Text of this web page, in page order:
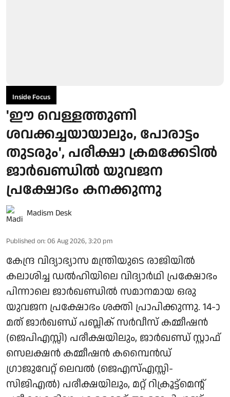
Inside Focus
'ഈ വെള്ളത്തുണി
ശവക്കച്ചയായാലും, പോരാട്ടം
തുടരും', പരീക്ഷാ ക്രമക്കേടില്‍
ജാര്‍ഖണ്ഡില്‍ യുവജന
പ്രക്ഷോഭം കനക്കുന്നു
Madism Desk
Published on: 06 Aug 2026, 3:20 pm
കേന്ദ്ര വിദ്യാഭ്യാസ മന്ത്രിയുടെ രാജിയില്‍
കലാശിച്ച ഡല്‍ഹിയിലെ വിദ്യാര്‍ഥി പ്രക്ഷോഭം
പിന്നാലെ ജാര്‍ഖണ്ഡില്‍ സമാനമായ ഒരു
യുവജന പ്രക്ഷോഭം ശക്തി പ്രാപിക്കുന്നു. 14-ാ
മത് ജാര്‍ഖണ്ഡ് പബ്ലിക് സര്‍വീസ് കമ്മീഷന്‍
(ജെപിഎസ്സി) പരീക്ഷയിലും, ജാര്‍ഖണ്ഡ് സ്റ്റാഫ്
സെലക്ഷന്‍ കമ്മീഷന്‍ കമ്പൈന്‍ഡ്
ഗ്രാജുവേറ്റ് ലെവല്‍ (ജെഎസ്എസ്സി-
സിജിഎല്‍) പരീക്ഷയിലും, മറ്റ് റിക്രൂട്ട്മെന്റ്